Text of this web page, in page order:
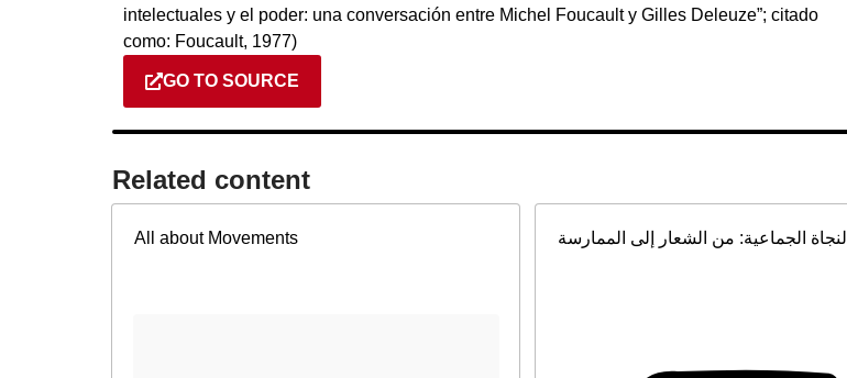
intelectuales y el poder: una conversación entre Michel Foucault y Gilles Deleuze”; citado
como: Foucault, 1977)
GO TO SOURCE
Related content​
All about Movements النجاة الجماعية: من الشعار إلى الممارسة